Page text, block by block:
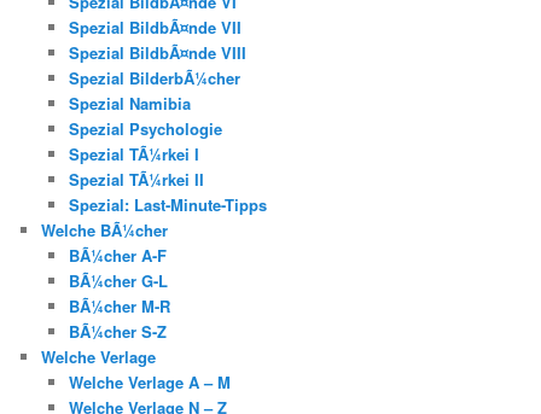
Spezial BildbÃ¤nde VII
Spezial BildbÃ¤nde VIII
Spezial BilderbÃ¼cher
Spezial Namibia
Spezial Psychologie
Spezial TÃ¼rkei I
Spezial TÃ¼rkei II
Spezial: Last-Minute-Tipps
Welche BÃ¼cher
BÃ¼cher A-F
BÃ¼cher G-L
BÃ¼cher M-R
BÃ¼cher S-Z
Welche Verlage
Welche Verlage A – M
Welche Verlage N – Z